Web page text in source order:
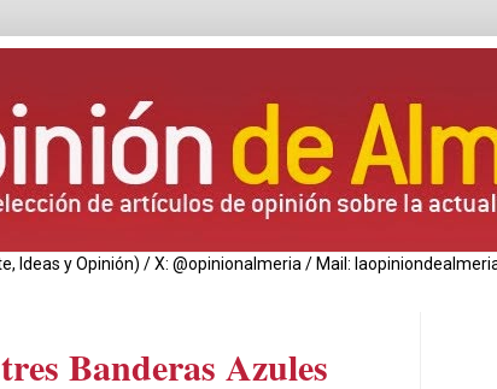
Ideas y Opinión) / X: @opinionalmeria / Mail:
Banderas Azules